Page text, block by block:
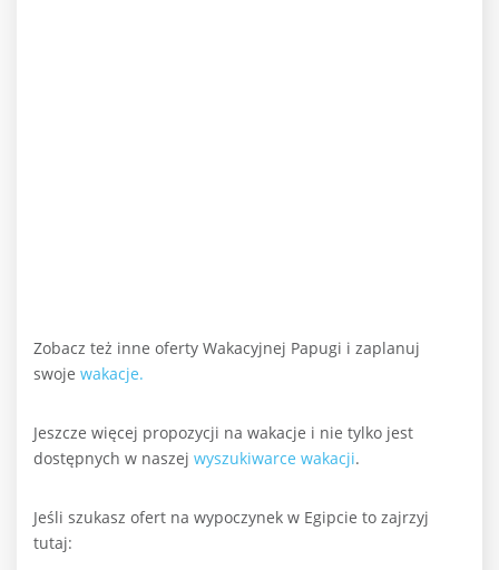
Zobacz też inne oferty Wakacyjnej Papugi i zaplanuj
swoje wakacje.
Jeszcze więcej propozycji na wakacje i nie tylko jest
dostępnych w naszej wyszukiwarce wakacji.
Jeśli szukasz ofert na wypoczynek w Egipcie to zajrzyj
tutaj: